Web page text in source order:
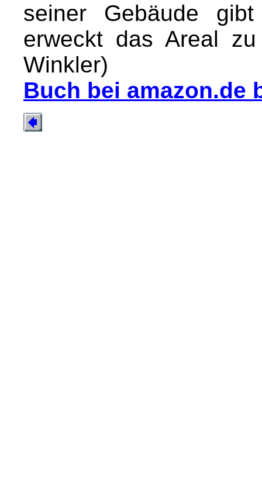
seiner Gebäude
erweckt das Areal
Winkler)
Buch bei amazon.de